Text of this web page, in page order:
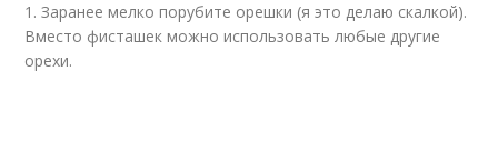
1. Заранее мелко порубите орешки (я это делаю скалкой).
Вместо фисташек можно использовать любые другие
орехи.